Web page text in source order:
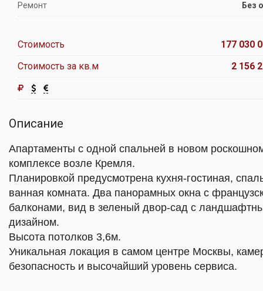
Ремонт Без
Стоимость
177 030
Стоимость за кв.м
2 156
Описание
Апартаменты с одной спальней в новом
комплексе возле Кремля.
Планировкой предусмотрена кухня-гостиная,
ванная комната. Два панорамных окна с
балконами, вид в зеленый двор-сад с
дизайном.
Высота потолков 3,6м.
Уникальная локация в самом центре Москвы,
безопасность и высочайший уровень сервиса.